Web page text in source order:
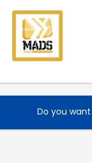
Do you